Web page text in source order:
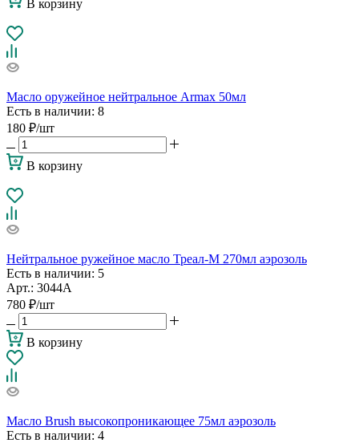
В корзину
Масло оружейное нейтральное Armax 50мл
Есть в наличии: 8
180 ₽/шт
В корзину
Нейтральное ружейное масло Треал-М 270мл аэрозоль
Есть в наличии: 5
Арт.: 3044А
780 ₽/шт
В корзину
Масло Brush высокопроникающее 75мл аэрозоль
Есть в наличии: 4